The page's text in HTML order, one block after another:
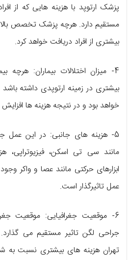
پزشک ارتوپد با هزینه هایی که از
مستقیم دارد. هرچه پزشک تخصص
بیشتری از افراد دریافت خواهد کرد.
4- میزان اختلالات بیماران: هرچه
بیشتری در زمینه ارتوپدی داشته
خواهد بود و در نتیجه هزینه ها افزایش
5- هزینه های جانبی: در این عمل
مانند سی تی اسکن، فیزیوتراپی،
ابزارهای حرکتی مانند عصا و واکر
عمل تاثیرگذار است.
6- موقعیت جغرافیایی: موقعیت
جراحی لگن تاثیر مستقیم می
تهران هزینه های بیشتری نسبت به